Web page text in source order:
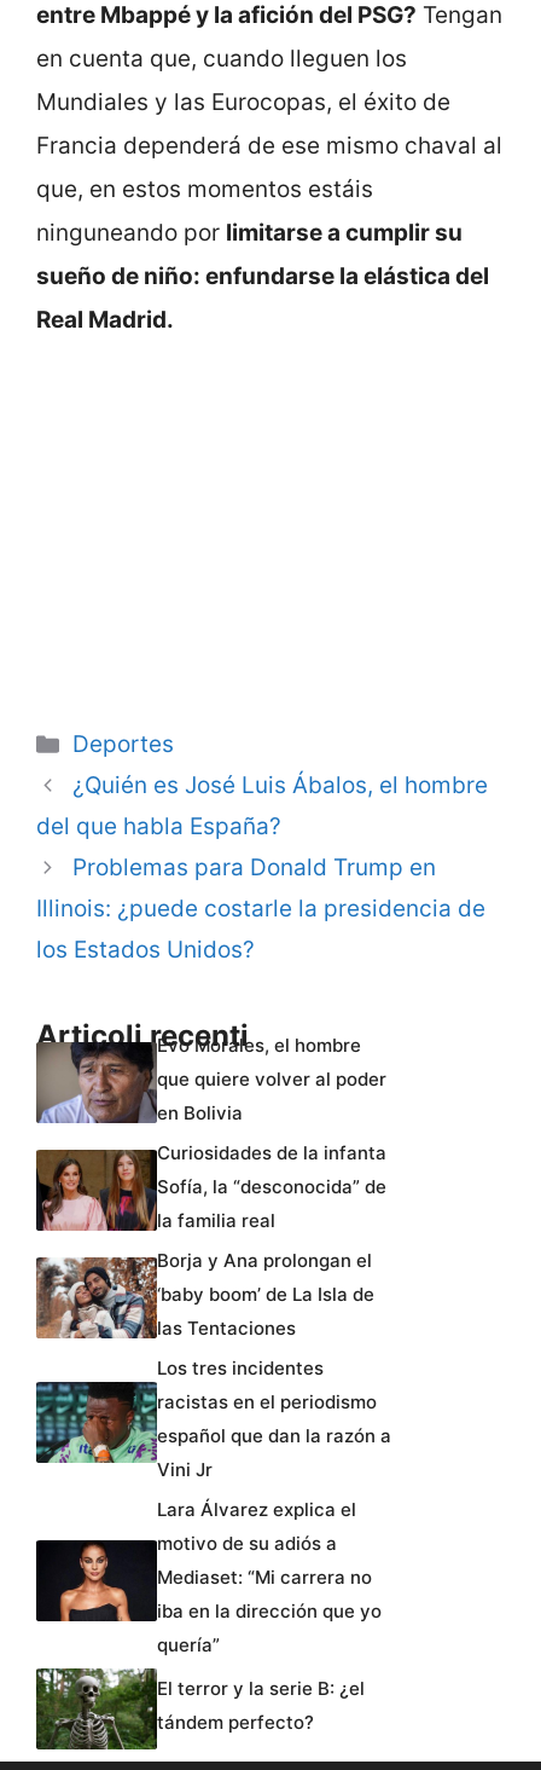
entre Mbappé y la afición del PSG? Tengan
en cuenta que, cuando lleguen los
Mundiales y las Eurocopas, el éxito de
Francia dependerá de ese mismo chaval al
que, en estos momentos estáis
ninguneando por limitarse a cumplir su
sueño de niño: enfundarse la elástica del
Real Madrid.
Categorie
Deportes
¿Quién es José Luis Ábalos, el hombre
del que habla España?
Problemas para Donald Trump en
Illinois: ¿puede costarle la presidencia de
los Estados Unidos?
Articoli recentiEvo Morales, el hombre
que quiere volver al poder
en Bolivia
Curiosidades de la infanta
Sofía, la “desconocida” de
la familia real
Borja y Ana prolongan el
‘baby boom’ de La Isla de
las Tentaciones
Los tres incidentes
racistas en el periodismo
español que dan la razón a
Vini Jr
Lara Álvarez explica el
motivo de su adiós a
Mediaset: “Mi carrera no
iba en la dirección que yo
quería”
El terror y la serie B: ¿el
tándem perfecto?